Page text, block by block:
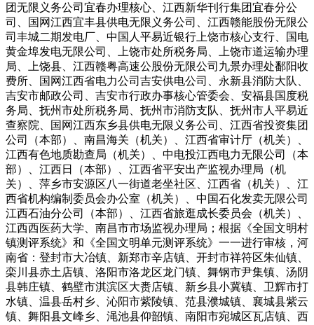
团无限义务公司宜春办理核心、江西新华刊行集团宜春分公
司、国网江西宜丰县供电无限义务公司、江西赣能股份无限公
司丰城二期发电厂、中国人平易近银行上饶市核心支行、国电
黄金埠发电无限公司、上饶市处所税务局、上饶市道运输办理
局、上饶县、江西赣粤高速公股份无限公司九景办理处鄱阳收
费所、国网江西省电力公司吉安供电公司、永新县消防大队、
吉安市邮政公司、吉安市行政办事核心管委会、安福县国度税
务局、抚州市处所税务局、抚州市消防支队、抚州市人平易近
查察院、国网江西东乡县供电无限义务公司、江西省投资集团
公司（本部）、南昌海关（机关）、江西省审计厅（机关）、
江西有色地质勘查局（机关）、中电投江西电力无限公司（本
部）、江西日（本部）、江西省平安出产监视办理局（机
关）、萍乡市安源区八一街道老坐社区、江西省（机关）、江
西省机构编制委员会办公室（机关）、中国石化发卖无限公司
江西石油分公司（本部）、江西省旅逛成长委员会（机关）、
江西西医药大学、南昌市市场监视办理局；根据《全国文明村
镇测评系统》和《全国文明单元测评系统》一一进行审核，河
南省：登封市大冶镇、新郑市辛店镇、开封市祥符区朱仙镇、
栾川县赤土店镇、洛阳市洛龙区龙门镇、舞钢市尹集镇、汤阴
县韩庄镇、鹤壁市淇滨区大赉店镇、新乡县小冀镇、卫辉市打
水镇、温县岳村乡、沁阳市紫陵镇、范县濮城镇、襄城县紫云
镇、舞阳县文峰乡、渑池县仰韶镇、南阳市宛城区瓦店镇、西